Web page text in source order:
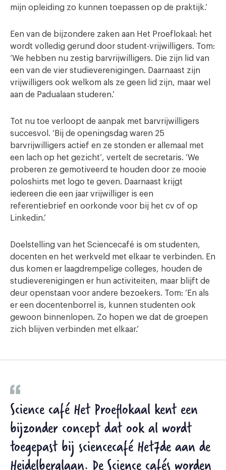
mijn opleiding zo kunnen toepassen op de praktijk.’
Een van de bijzondere zaken aan Het Proeflokaal: het
wordt volledig gerund door student-vrijwilligers. Tom:
‘We hebben nu zestig barvrijwilligers. Die zijn lid van
een van de vier studieverenigingen. Daarnaast zijn
vrijwilligers ook welkom als ze geen lid zijn, maar wel
aan de Padualaan studeren.’
Tot nu toe verloopt de aanpak met barvrijwilligers
succesvol. ‘Bij de openingsdag waren 25
barvrijwilligers actief en ze stonden er allemaal met
een lach op het gezicht’, vertelt de secretaris. ‘We
proberen ze gemotiveerd te houden door ze mooie
poloshirts met logo te geven. Daarnaast krijgt
iedereen die een jaar vrijwilliger is een
referentiebrief en oorkonde voor bij het cv of op
Linkedin.’
Doelstelling van het Sciencecafé is om studenten,
docenten en het werkveld met elkaar te verbinden. En
dus komen er laagdrempelige colleges, houden de
studieverenigingen er hun activiteiten, maar blijft de
deur openstaan voor andere bezoekers. Tom: ‘En als
er een docentenborrel is, kunnen studenten ook
gewoon binnenlopen. Zo hopen we dat de groepen
zich blijven verbinden met elkaar.’
Science café Het Proeflokaal kent een
bijzonder concept dat ook al wordt
toegepast bij sciencecafé Het7de aan de
Heidelberglaan. De Science cafés worden